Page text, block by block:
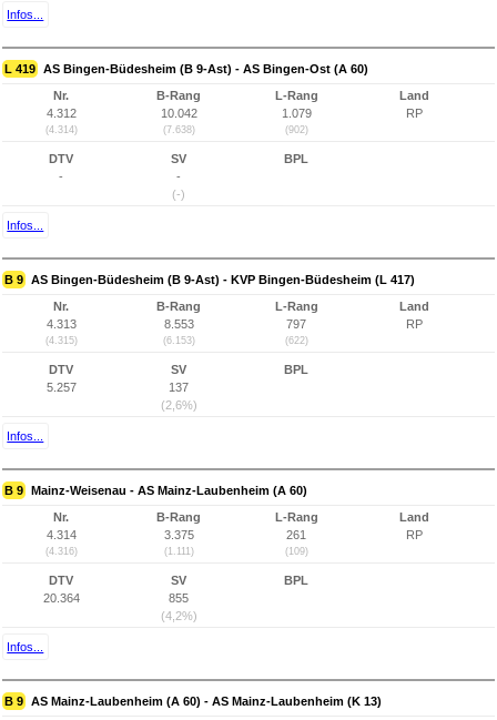
Infos...
L 419 AS Bingen-Büdesheim (B 9-Ast) - AS Bingen-Ost (A 60)
Nr.
4.312
(4.314)
B-Rang
10.042
(7.638)
L-Rang
1.079
(902)
Land
RP
DTV
-
SV
-
(-)
BPL
Infos...
B 9 AS Bingen-Büdesheim (B 9-Ast) - KVP Bingen-Büdesheim (L 417)
Nr.
4.313
(4.315)
B-Rang
8.553
(6.153)
L-Rang
797
(622)
Land
RP
DTV
5.257
SV
137
(2,6%)
BPL
Infos...
B 9 Mainz-Weisenau - AS Mainz-Laubenheim (A 60)
Nr.
4.314
(4.316)
B-Rang
3.375
(1.111)
L-Rang
261
(109)
Land
RP
DTV
20.364
SV
855
(4,2%)
BPL
Infos...
B 9 AS Mainz-Laubenheim (A 60) - AS Mainz-Laubenheim (K 13)